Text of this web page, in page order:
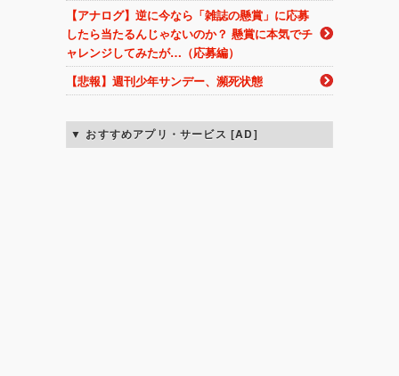
【アナログ】逆に今なら「雑誌の懸賞」に応募
したら当たるんじゃないのか？ 懸賞に本気でチ
ャレンジしてみたが…（応募編）
【悲報】週刊少年サンデー、瀕死状態
おすすめアプリ・サービス [AD]